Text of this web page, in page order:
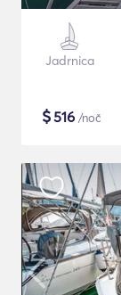
Jadrnica
$516 /noč